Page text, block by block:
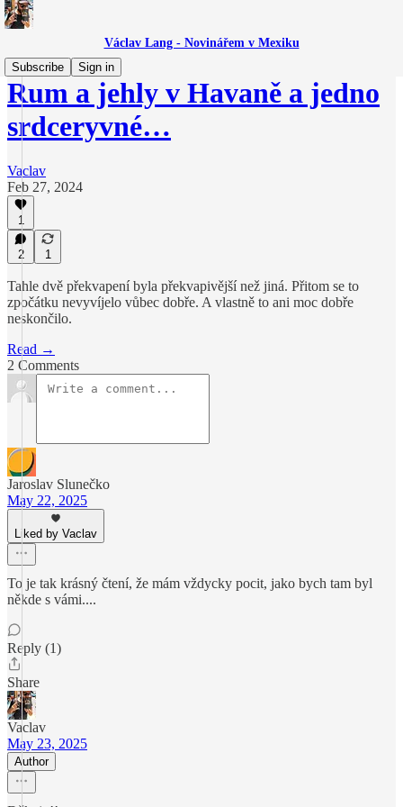
Václav Lang - Novinářem v Mexiku
Subscribe
Sign in
Rum a jehly v Havaně a jedno
srdceryvné…
Vaclav
Feb 27, 2024
1
2 1
Tahle dvě překvapení byla překvapivější než jiná. Přitom se to
zpočátku nevyvíjelo vůbec dobře. A vlastně to ani moc dobře
neskončilo.
Read →
2 Comments
Jaroslav Slunečko
May 22, 2025
Liked by Vaclav
To je tak krásný čtení, že mám vždycky pocit, jako bych tam byl
někde s vámi....
Reply (1)
Share
Vaclav
May 23, 2025
Author